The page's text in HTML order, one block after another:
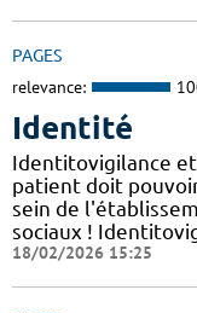
PAGES
relevance:
Identité
Identitovigilance
patient doit
sein de
sociaux !
18/02/2026 15:25